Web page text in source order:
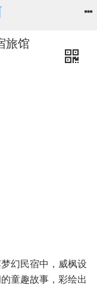
旅馆
幻民宿中，威枫设
童趣故事，彩绘出